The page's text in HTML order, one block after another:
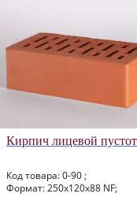
Кирпич лицевой
Код товара: 0-90 ;
Формат: 250х120х88 NF;